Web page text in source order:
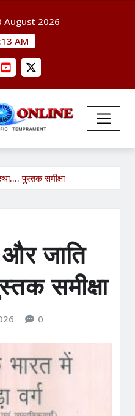
August 2026
AM
पुस्तक समीक्षा
और जाति
समीक्षा
0